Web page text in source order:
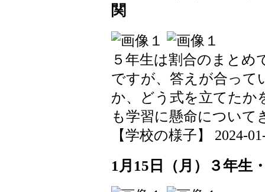
関
５年生は割合のまとめ
ですが、答えが合って
か、どう式を立てたか
も学習に懸命について
【学校の様子】 2024-
1月15日（月）３年生